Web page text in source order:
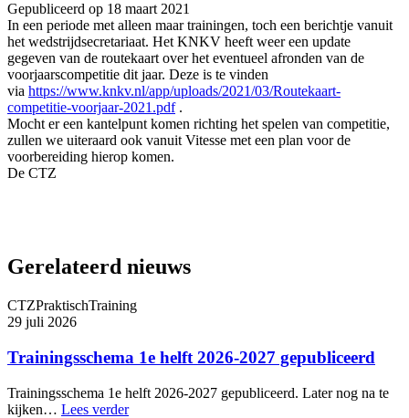
Gepubliceerd op 18 maart 2021
In een periode met alleen maar trainingen, toch een berichtje vanuit
het wedstrijdsecretariaat. Het KNKV heeft weer een update
gegeven van de routekaart over het eventueel afronden van de
voorjaarscompetitie dit jaar. Deze is te vinden
via https://www.knkv.nl/app/uploads/2021/03/Routekaart-
competitie-voorjaar-2021.pdf.
Mocht er een kantelpunt komen richting het spelen van competitie,
zullen we uiteraard ook vanuit Vitesse met een plan voor de
voorbereiding hierop komen.
De CTZ
Gerelateerd nieuws
CTZPraktischTraining
29 juli 2026
Trainingsschema 1e helft 2026-2027 gepubliceerd
Trainingsschema 1e helft 2026-2027 gepubliceerd. Later nog na te
kijken… Lees verder